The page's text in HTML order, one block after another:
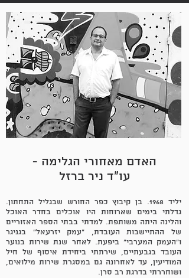
האדם מאחורי הגלימה -
עו"ד ניר ברזל
יליד 1968. בן קיבוץ כפר החורש שבגליל התחתון.
גדלתי בימים שארוחות היו אוכלים בחדר האוכל
והלינה היתה משותפת. למדתי בבתי הספר האזוריים
של ההתיישבות העובדת, "עמק יזרעאל" בגניגר
ו"העמק המערבי" ביפעת. לאחר שנת שירות בנוער
העובד בגבעתיים, שירתתי ביחידת איסוף של חיל
המודיעין, עד לאחרונה גם במסגרת שירות מילואים,
ושוחררתי בדרגת רב סרן.